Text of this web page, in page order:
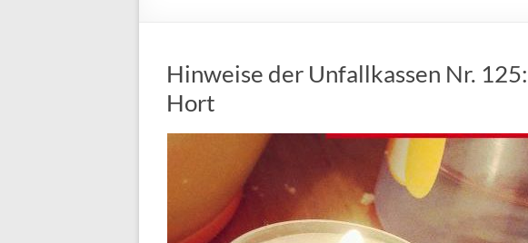
Hinweise der Unfallkassen Nr.
Hort